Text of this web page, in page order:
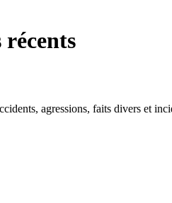
agressions, faits divers et